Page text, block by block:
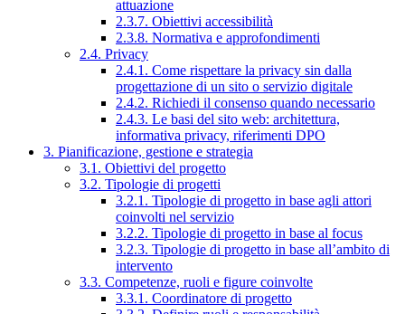
attuazione
2.3.7. Obiettivi accessibilità
2.3.8. Normativa e approfondimenti
2.4. Privacy
2.4.1. Come rispettare la privacy sin dalla
progettazione di un sito o servizio digitale
2.4.2. Richiedi il consenso quando necessario
2.4.3. Le basi del sito web: architettura,
informativa privacy, riferimenti DPO
3. Pianificazione, gestione e strategia
3.1. Obiettivi del progetto
3.2. Tipologie di progetti
3.2.1. Tipologie di progetto in base agli attori
coinvolti nel servizio
3.2.2. Tipologie di progetto in base al focus
3.2.3. Tipologie di progetto in base all’ambito di
intervento
3.3. Competenze, ruoli e figure coinvolte
3.3.1. Coordinatore di progetto